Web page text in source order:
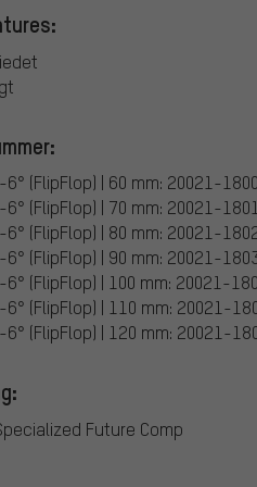
(FlipFlop) | 60 mm: 20021-1800
(FlipFlop) | 70 mm: 20021-
(FlipFlop) | 80 mm: 20021-
(FlipFlop) | 90 mm: 20021-
(FlipFlop) | 100 mm: 20021-
(FlipFlop) | 110 mm: 20021-
(FlipFlop) | 120 mm: 20021-
Future Comp